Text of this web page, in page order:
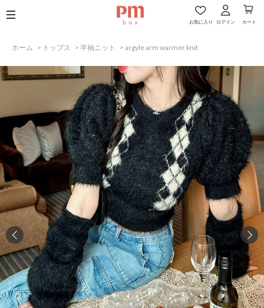
お気に入り ログイン カート
ホーム > トップス > 半袖ニット > argyle arm warmer knit